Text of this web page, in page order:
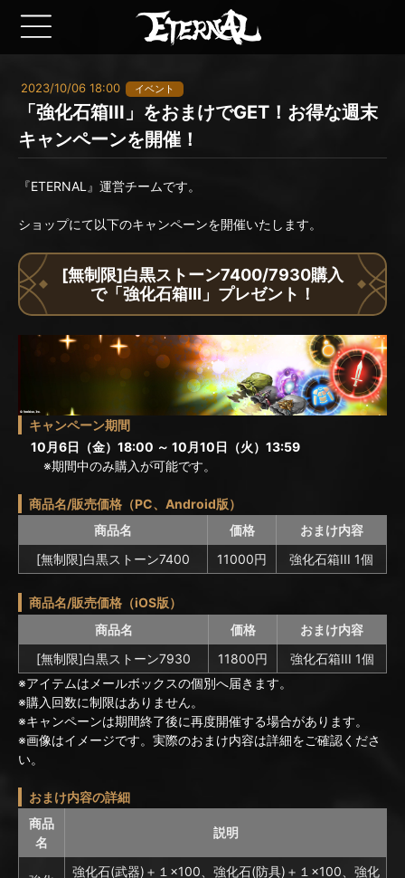
2023/10/06 18:00 イベント
「強化石箱III」をおまけでGET！お得な週末
キャンペーンを開催！
『ETERNAL』運営チームです。
ショップにて以下のキャンペーンを開催いたします。
[無制限]白黒ストーン7400/7930購入
で「強化石箱III」プレゼント！
キャンペーン期間
10月6日（金）18:00 ～ 10月10日（火）13:59
※期間中のみ購入が可能です。
商品名/販売価格（PC、Android版）
商品名
価格
おまけ内容
[無制限]白黒ストーン7400
11000円 強化石箱III 1個
商品名/販売価格（iOS版）
商品名
価格
おまけ内容
[無制限]白黒ストーン7930
11800円
強化石箱III 1個
※アイテムはメールボックスの個別へ届きます。
※購入回数に制限はありません。
※キャンペーンは期間終了後に再度開催する場合があります。
※画像はイメージです。実際のおまけ内容は詳細をご確認くださ
い。
おまけ内容の詳細
商品
名
説明
強化石(武器)＋１×100、強化石(防具)＋１×100、強化